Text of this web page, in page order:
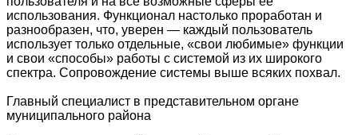
использования. Функционал настолько проработан и
разнообразен, что, уверен — каждый пользователь
использует только отдельные, «свои любимые» функции
и свои «способы» работы с системой из их широкого
спектра. Сопровождение системы выше всяких похвал.
Главный специалист в представительном органе
муниципального района